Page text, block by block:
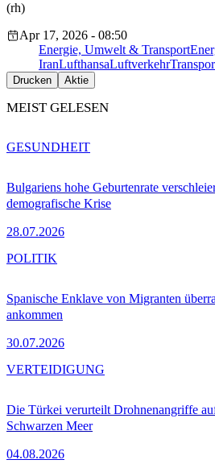
(rh)
Apr 17, 2026 - 08:50
Energie, Umwelt & Transport
IranLufthansaLuftverkehr
Drucken Aktie
MEIST GELESEN
Bulgariens hohe Geburtenrate
demografische Krise
28.07.2026
GESUNDHEIT
Spanische Enklave von Migranten
ankommen
30.07.2026
POLITIK
Die Türkei verurteilt Drohnenangriffe
Schwarzen Meer
04.08.2026
VERTEIDIGUNG